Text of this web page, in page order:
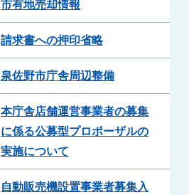
市有地売却情報
請求書への押印省略
泉佐野市庁舎周辺整備
本庁舎店舗運営事業者の募集
に係る公募型プロポーザルの
実施について
自動販売機設置事業者募集入